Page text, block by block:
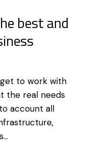
best and
to work with
the real needs
account all